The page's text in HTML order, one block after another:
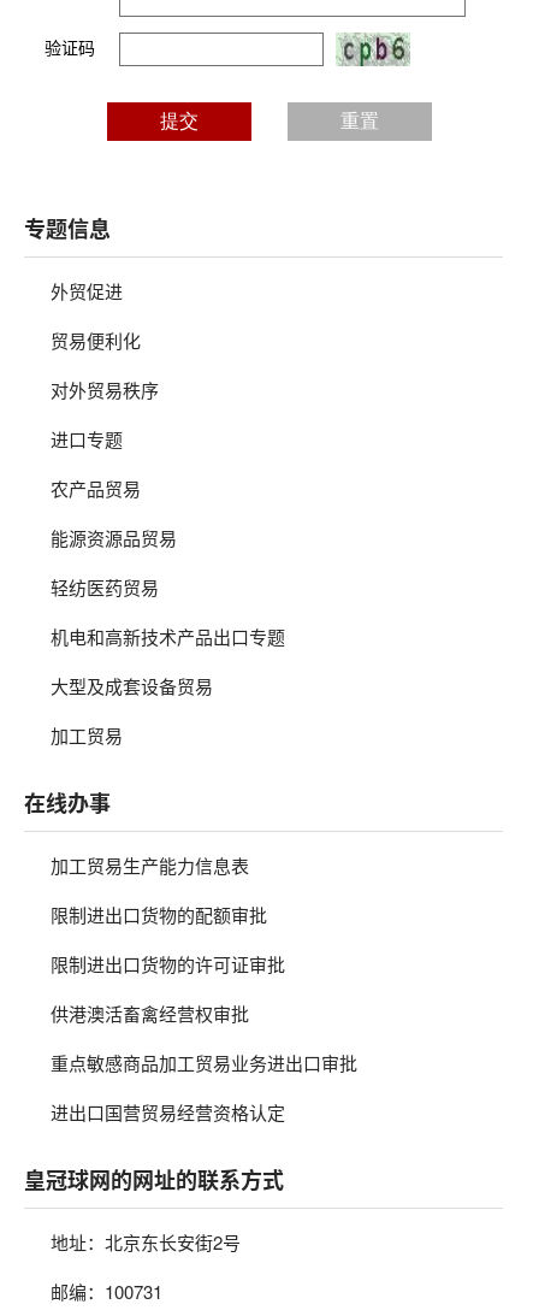
验证码
专题信息
外贸促进
贸易便利化
对外贸易秩序
进口专题
农产品贸易
能源资源品贸易
轻纺医药贸易
机电和高新技术产品出口专题
大型及成套设备贸易
加工贸易
在线办事
加工贸易生产能力信息表
限制进出口货物的配额审批
限制进出口货物的许可证审批
供港澳活畜禽经营权审批
重点敏感商品加工贸易业务进出口审批
进出口国营贸易经营资格认定
皇冠球网的网址的联系方式
地址：北京东长安街2号
邮编：100731